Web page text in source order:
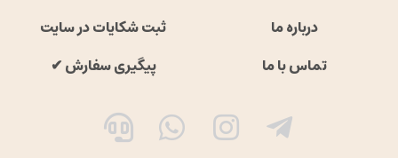
درباره ما
ثبت شکایات در سایت
تماس با ما
پیگیری سفارش ✔